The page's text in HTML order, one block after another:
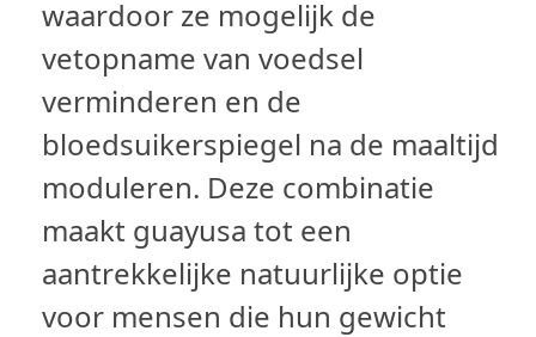
waardoor ze mogelijk de
vetopname van voedsel
verminderen en de
bloedsuikerspiegel na de maaltijd
moduleren. Deze combinatie
maakt guayusa tot een
aantrekkelijke natuurlijke optie
voor mensen die hun gewicht